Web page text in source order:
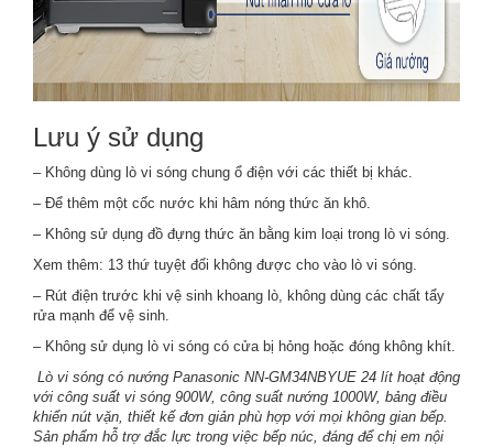
Lưu ý sử dụng
– Không dùng lò vi sóng chung ổ điện với các thiết bị khác.
– Để thêm một cốc nước khi hâm nóng thức ăn khô.
– Không sử dụng đồ đựng thức ăn bằng kim loại trong lò vi sóng.
Xem thêm: 13 thứ tuyệt đối không được cho vào lò vi sóng.
– Rút điện trước khi vệ sinh khoang lò, không dùng các chất tẩy
rửa mạnh để vệ sinh.
– Không sử dụng lò vi sóng có cửa bị hỏng hoặc đóng không khít.
Lò vi sóng có nướng Panasonic NN-GM34NBYUE 24 lít hoạt động
với công suất vi sóng 900W, công suất nướng 1000W, bảng điều
khiển nút vặn, thiết kế đơn giản phù hợp với mọi không gian bếp.
Sản phẩm hỗ trợ đắc lực trong việc bếp núc, đáng để chị em nội